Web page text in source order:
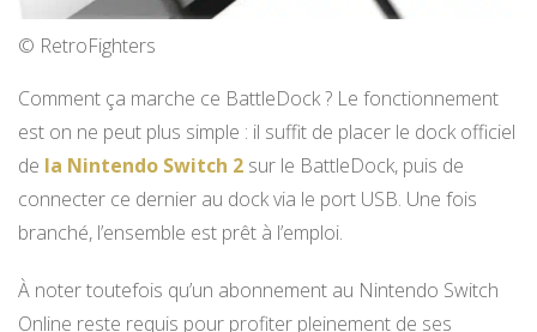
© RetroFighters
Comment ça marche ce BattleDock ? Le fonctionnement
est on ne peut plus simple : il suffit de placer le dock officiel
de la Nintendo Switch 2 sur le BattleDock, puis de
connecter ce dernier au dock via le port USB. Une fois
branché, l’ensemble est prêt à l’emploi.
À noter toutefois qu’un abonnement au Nintendo Switch
Online reste requis pour profiter pleinement de ses